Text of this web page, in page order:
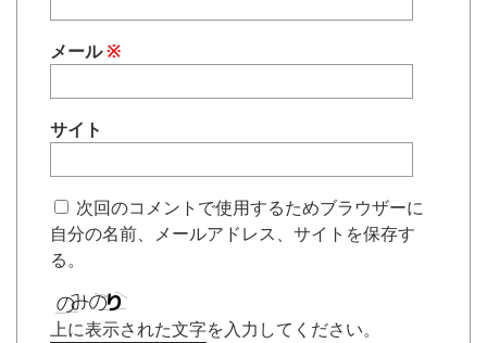
メール※
サイト
次回のコメントで使用するためブラウザーに
自分の名前、メールアドレス、サイトを保存す
る。
上に表示された文字を入力してください。